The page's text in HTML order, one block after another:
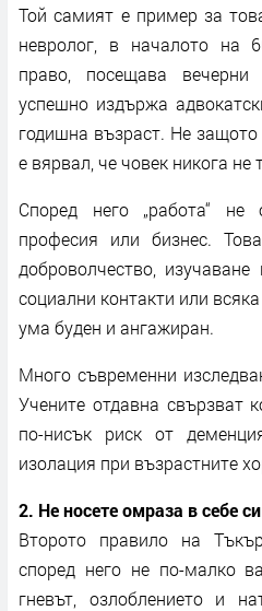
Той самият е пример за
невролог, в началото на
право, посещава
успешно издържа
годишна възраст. Не
е вярвал, че човек никога не
Според него „работа“ не
професия или бизнес.
доброволчество,
социални контакти или
ума буден и ангажиран.
Много съвременни
Учените отдавна свързват
по-нисък риск от
изолация при възрастните
2. Не носете омраза в себе си
Второто правило на
според него не по-малко
гневът, озлоблението и